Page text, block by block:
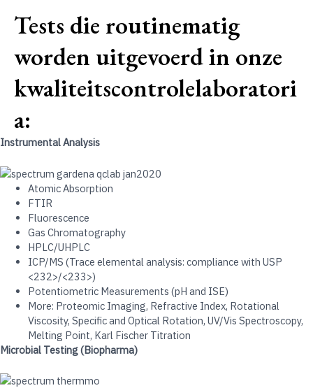
Tests die routinematig
worden uitgevoerd in onze
kwaliteitscontrolelaboratori
a:
Instrumental Analysis
Atomic Absorption
FTIR
Fluorescence
Gas Chromatography
HPLC/UHPLC
ICP/MS (Trace elemental analysis: compliance with USP
<232>/<233>)
Potentiometric Measurements (pH and ISE)
More: Proteomic Imaging, Refractive Index, Rotational
Viscosity, Specific and Optical Rotation, UV/Vis Spectroscopy,
Melting Point, Karl Fischer Titration
Microbial Testing (Biopharma)